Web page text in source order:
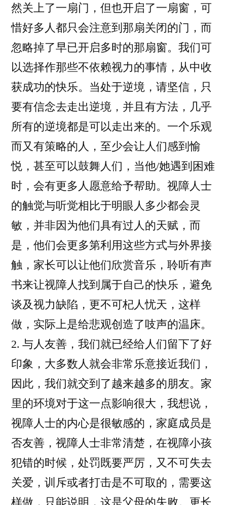
然关上了一扇门，但也开启了一扇窗，可
惜好多人都只会注意到那扇关闭的门，而
忽略掉了早已开启多时的那扇窗。我们可
以选择作那些不依赖视力的事情，从中收
获成功的快乐。当处于逆境，请坚信，只
要有信念去走出逆境，并且有方法，几乎
所有的逆境都是可以走出来的。一个乐观
而又有策略的人，至少会让人们感到愉
悦，甚至可以鼓舞人们，当他/她遇到困难
时，会有更多人愿意给予帮助。视障人士
的触觉与听觉相比于明眼人多少都会灵
敏，并非因为他们具有过人的天赋，而
是，他们会更多第利用这些方式与外界接
触，家长可以让他们欣赏音乐，聆听有声
书来让视障人找到属于自己的快乐，避免
谈及视力缺陷，更不可杞人忧天，这样
做，实际上是给悲观创造了吱声的温床。
2. 与人友善，我们就已经给人们留下了好
印象，大多数人就会非常乐意接近我们，
因此，我们就交到了越来越多的朋友。家
里的环境对于这一点影响很大，我想说，
视障人士的内心是很敏感的，家庭成员是
否友善，视障人士非常清楚，在视障小孩
犯错的时候，处罚既要严厉，又不可失去
关爱，训斥或者打击是不可取的，需要这